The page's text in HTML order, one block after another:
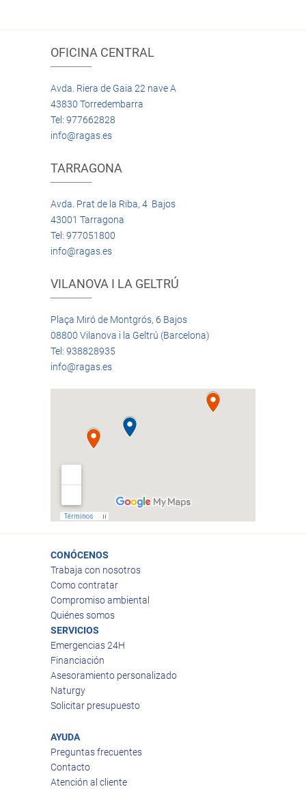
OFICINA CENTRAL
Avda. Riera de Gaia 22 nave A
43830 Torredembarra
Tel: 977662828
info@ragas.es
TARRAGONA
Avda. Prat de la Riba, 4 Bajos
43001 Tarragona
Tel: 977051800
info@ragas.es
VILANOVA I LA GELTRÚ
Plaça Miró de Montgrós, 6 Bajos
08800 Vilanova i la Geltrú (Barcelona)
Tel: 938828935
info@ragas.es
CONÓCENOS
Trabaja con nosotros
Como contratar
Compromiso ambiental
Quiénes somos
SERVICIOS
Emergencias 24H
Financiación
Asesoramiento personalizado
Naturgy
Solicitar presupuesto
AYUDA
Preguntas frecuentes
Contacto
Atención al cliente